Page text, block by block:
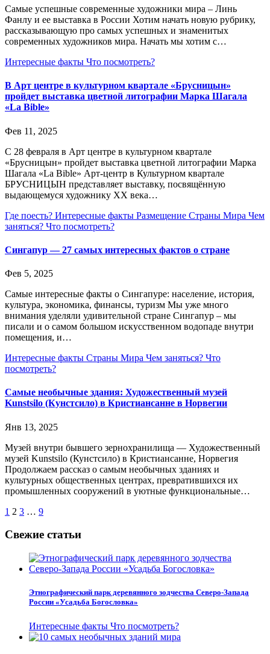
Самые успешные современные художники мира – Линь
Фанлу и ее выставка в России Хотим начать новую рубрику,
рассказывающую про самых успешных и знаменитых
современных художников мира. Начать мы хотим с…
Интересные факты Что посмотреть?
В Арт центре в культурном квартале «Брусницын»
пройдет выставка цветной литографии Марка Шагала
«La Bible»
Фев 11, 2025
С 28 февраля в Арт центре в культурном квартале
«Брусницын» пройдет выставка цветной литографии Марка
Шагала «La Bible» Арт-центр в Культурном квартале
БРУСНИЦЫН представляет выставку, посвящённую
выдающемуся художнику XX века…
Где поесть? Интересные факты Размещение Страны Мира Чем
заняться? Что посмотреть?
Сингапур — 27 самых интересных фактов о стране
Фев 5, 2025
Самые интересные факты о Сингапуре: население, история,
культура, экономика, финансы, туризм Мы уже много
внимания уделяли удивительной стране Сингапур – мы
писали и о самом большом искусственном водопаде внутри
помещения, и…
Интересные факты Страны Мира Чем заняться? Что
посмотреть?
Самые необычные здания: Художественный музей
Kunstsilo (Кунстсило) в Кристиансанне в Норвегии
Янв 13, 2025
Музей внутри бывшего зернохранилища — Художественный
музей Kunstsilo (Кунстсило) в Кристиансанне, Норвегия
Продолжаем рассказ о самым необычных зданиях и
культурных общественных центрах, превратившихся их
промышленных сооружений в уютные функциональные…
Пагинация
записей
1 2 3 … 9
Свежие статьи
Этнографический парк деревянного зодчества Северо-Запада
России «Усадьба Богословка»
Интересные факты Что посмотреть?